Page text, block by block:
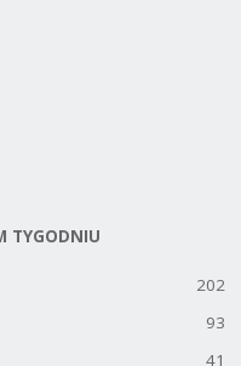
TYGODNIU
202
93
41